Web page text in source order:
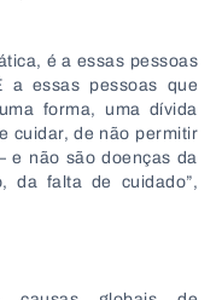
é a essas pessoas
a essas pessoas que
forma, uma dívida
cuidar, de não permitir
e não são doenças da
da falta de cuidado”,